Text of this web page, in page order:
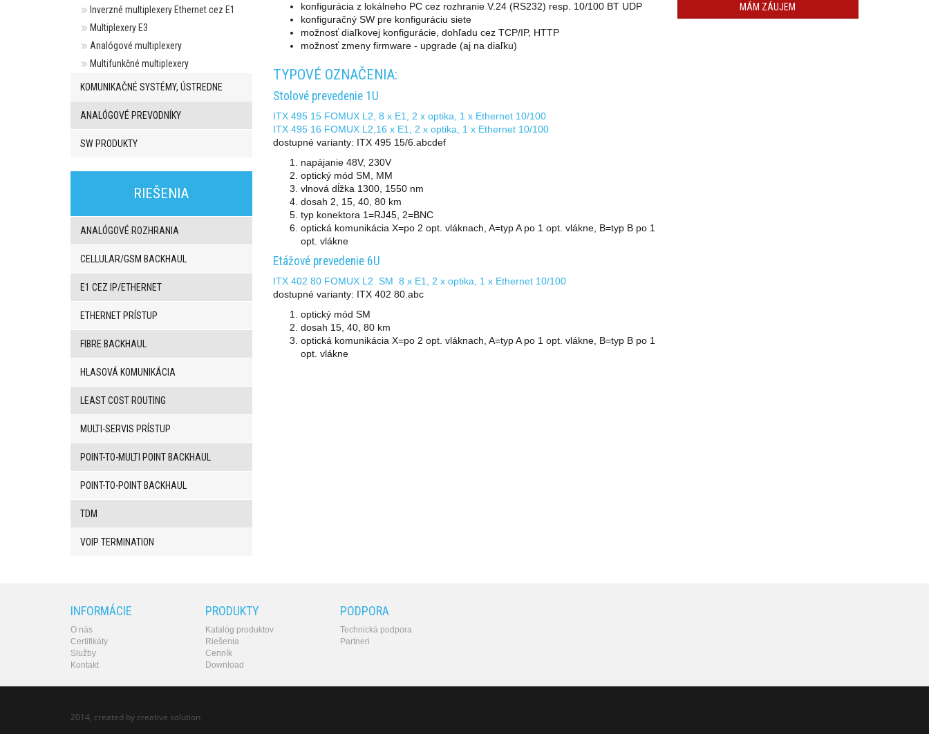
Inverzné multiplexery Ethernet cez E1
Multiplexery E3
Analógové multiplexery
Multifunkčné multiplexery
KOMUNIKAČNÉ SYSTÉMY, ÚSTREDNE
ANALÓGOVÉ PREVODNÍKY
SW PRODUKTY
produkty
brány/VoIP
ústredne
BRI/VOIP
Brány
brány
ANALOG/VOIP
GSM
Astfin/Asterisk
VoIP
doska
Hlasové
smerovače,
dátové
smerovače
prevodníky
Komunikačné
systémy,
prevodníky
SW
RIEŠENIA
ANALÓGOVÉ ROZHRANIA
CELLULAR/GSM BACKHAUL
E1 CEZ IP/ETHERNET
ETHERNET PRÍSTUP
FIBRE BACKHAUL
HLASOVÁ KOMUNIKÁCIA
LEAST COST ROUTING
MULTI-SERVIS PRÍSTUP
POINT-TO-MULTI POINT BACKHAUL
POINT-TO-POINT BACKHAUL
TDM
VOIP TERMINATION
MÁM ZÁUJEM
konfigurácia z lokálneho PC cez rozhranie V.24 (RS232) resp. 10/100 BT UDP
konfiguračný SW pre konfiguráciu siete
možnosť diaľkovej konfigurácie, dohľadu cez TCP/IP, HTTP
možnosť zmeny firmware - upgrade (aj na diaľku)
TYPOVÉ OZNAČENIA:
Stolové prevedenie 1U
ITX 495 15 FOMUX L2, 8 x E1, 2 x optika, 1 x Ethernet 10/100
ITX 495 16 FOMUX L2,16 x E1, 2 x optika, 1 x Ethernet 10/100
dostupné varianty: ITX 495 15/6.abcdef
napájanie 48V, 230V
optický mód SM, MM
vlnová dĺžka 1300, 1550 nm
dosah 2, 15, 40, 80 km
typ konektora 1=RJ45, 2=BNC
optická komunikácia X=po 2 opt. vláknach, A=typ A po 1 opt. vlákne, B=typ B po 1
opt. vlákne
Etážové prevedenie 6U
ITX 402 80 FOMUX L2 SM 8 x E1, 2 x optika, 1 x Ethernet 10/100
dostupné varianty: ITX 402 80.abc
optický mód SM
dosah 15, 40, 80 km
optická komunikácia X=po 2 opt. vláknach, A=typ A po 1 opt. vlákne, B=typ B po 1
opt. vlákne
INFORMÁCIE
O nás
Certifikáty
Služby
Kontakt
PRODUKTY
Katalóg produktov
Riešenia
Cenník
Download
PODPORA
Technická podpora
Partneri
2014, created by creative solution